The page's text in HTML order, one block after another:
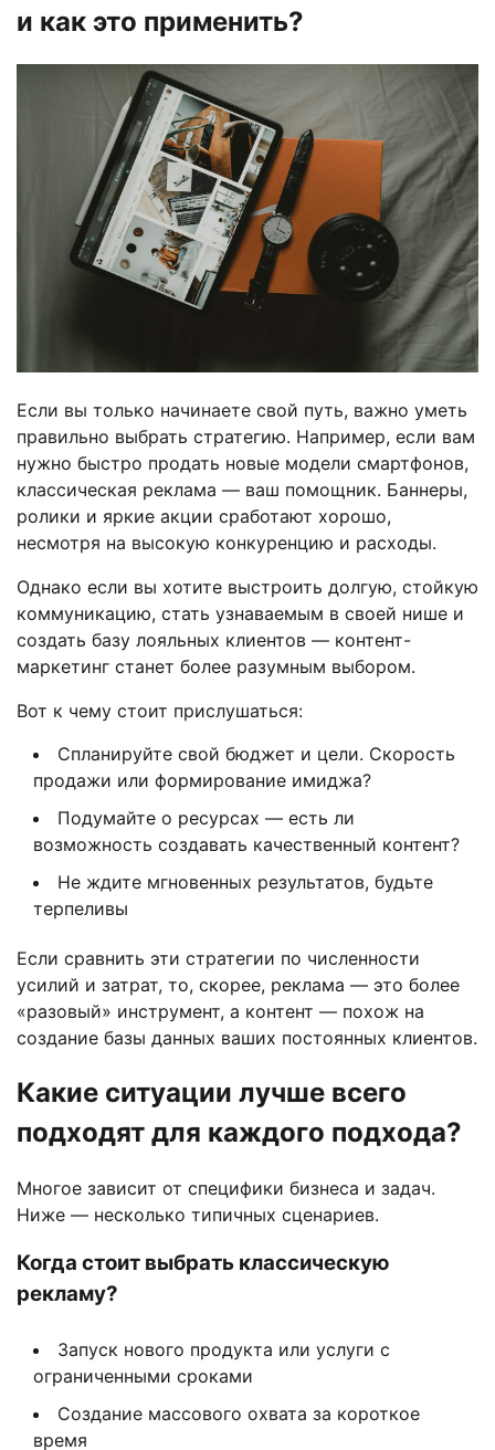
и как это применить?
Если вы только начинаете свой путь, важно уметь
правильно выбрать стратегию. Например, если вам
нужно быстро продать новые модели смартфонов,
классическая реклама — ваш помощник. Баннеры,
ролики и яркие акции сработают хорошо,
несмотря на высокую конкуренцию и расходы.
Однако если вы хотите выстроить долгую, стойкую
коммуникацию, стать узнаваемым в своей нише и
создать базу лояльных клиентов — контент-
маркетинг станет более разумным выбором.
Вот к чему стоит прислушаться:
Спланируйте свой бюджет и цели. Скорость
продажи или формирование имиджа?
Подумайте о ресурсах — есть ли
возможность создавать качественный контент?
Не ждите мгновенных результатов, будьте
терпеливы
Если сравнить эти стратегии по численности
усилий и затрат, то, скорее, реклама — это более
«разовый» инструмент, а контент — похож на
создание базы данных ваших постоянных клиентов.
Какие ситуации лучше всего
подходят для каждого подхода?
Многое зависит от специфики бизнеса и задач.
Ниже — несколько типичных сценариев.
Когда стоит выбрать классическую
рекламу?
Запуск нового продукта или услуги с
ограниченными сроками
Создание массового охвата за короткое
время